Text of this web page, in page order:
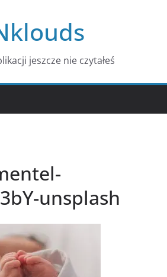
jeszcze nie czytałeś
unsplash